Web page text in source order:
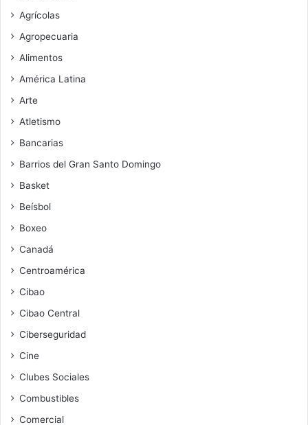
Agrícolas
Agropecuaria
Alimentos
América Latina
Arte
Atletismo
Bancarias
Barrios del Gran Santo Domingo
Basket
Beísbol
Boxeo
Canadá
Centroamérica
Cibao
Cibao Central
Ciberseguridad
Cine
Clubes Sociales
Combustibles
Comercial